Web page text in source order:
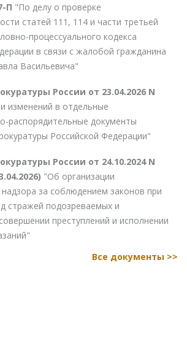
П "По делу о проверке
статей 111, 114 и части третьей
процессуального кодекса
в связи с жалобой гражданина
Васильевича"
России от 23.04.2026 N
изменений в отдельные
распорядительные документы
Российской Федерации"
России от 24.10.2024 N
"Об организации
надзора за соблюдением законов при
стражей подозреваемых и
преступлений и исполнении
Все документы >>